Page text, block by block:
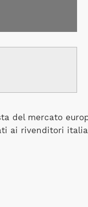
del mercato
ai rivenditori